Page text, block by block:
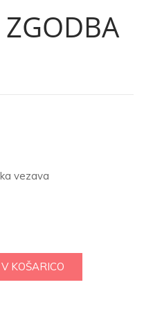
ZGODBA
vezava
KOŠARICO